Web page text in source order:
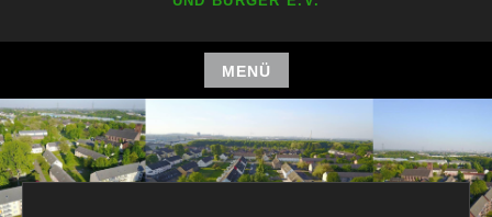
MENÜ
Zum
Inhalt
springen